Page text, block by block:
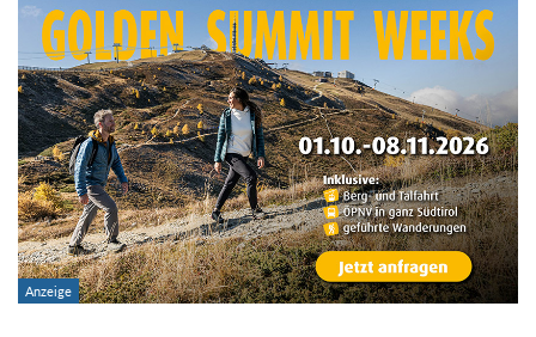
Region:
Gebirge:
Art der Tour: